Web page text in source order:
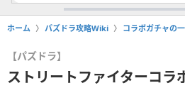
ホーム パズドラ攻略Wiki コラボガチャの
【パズドラ】
ストリートファイターコラ